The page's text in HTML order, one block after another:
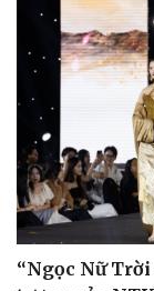
Chia tay
eSports
Việt Nam
of Legends
DJ Snake
World Cup
THỜI TRANG